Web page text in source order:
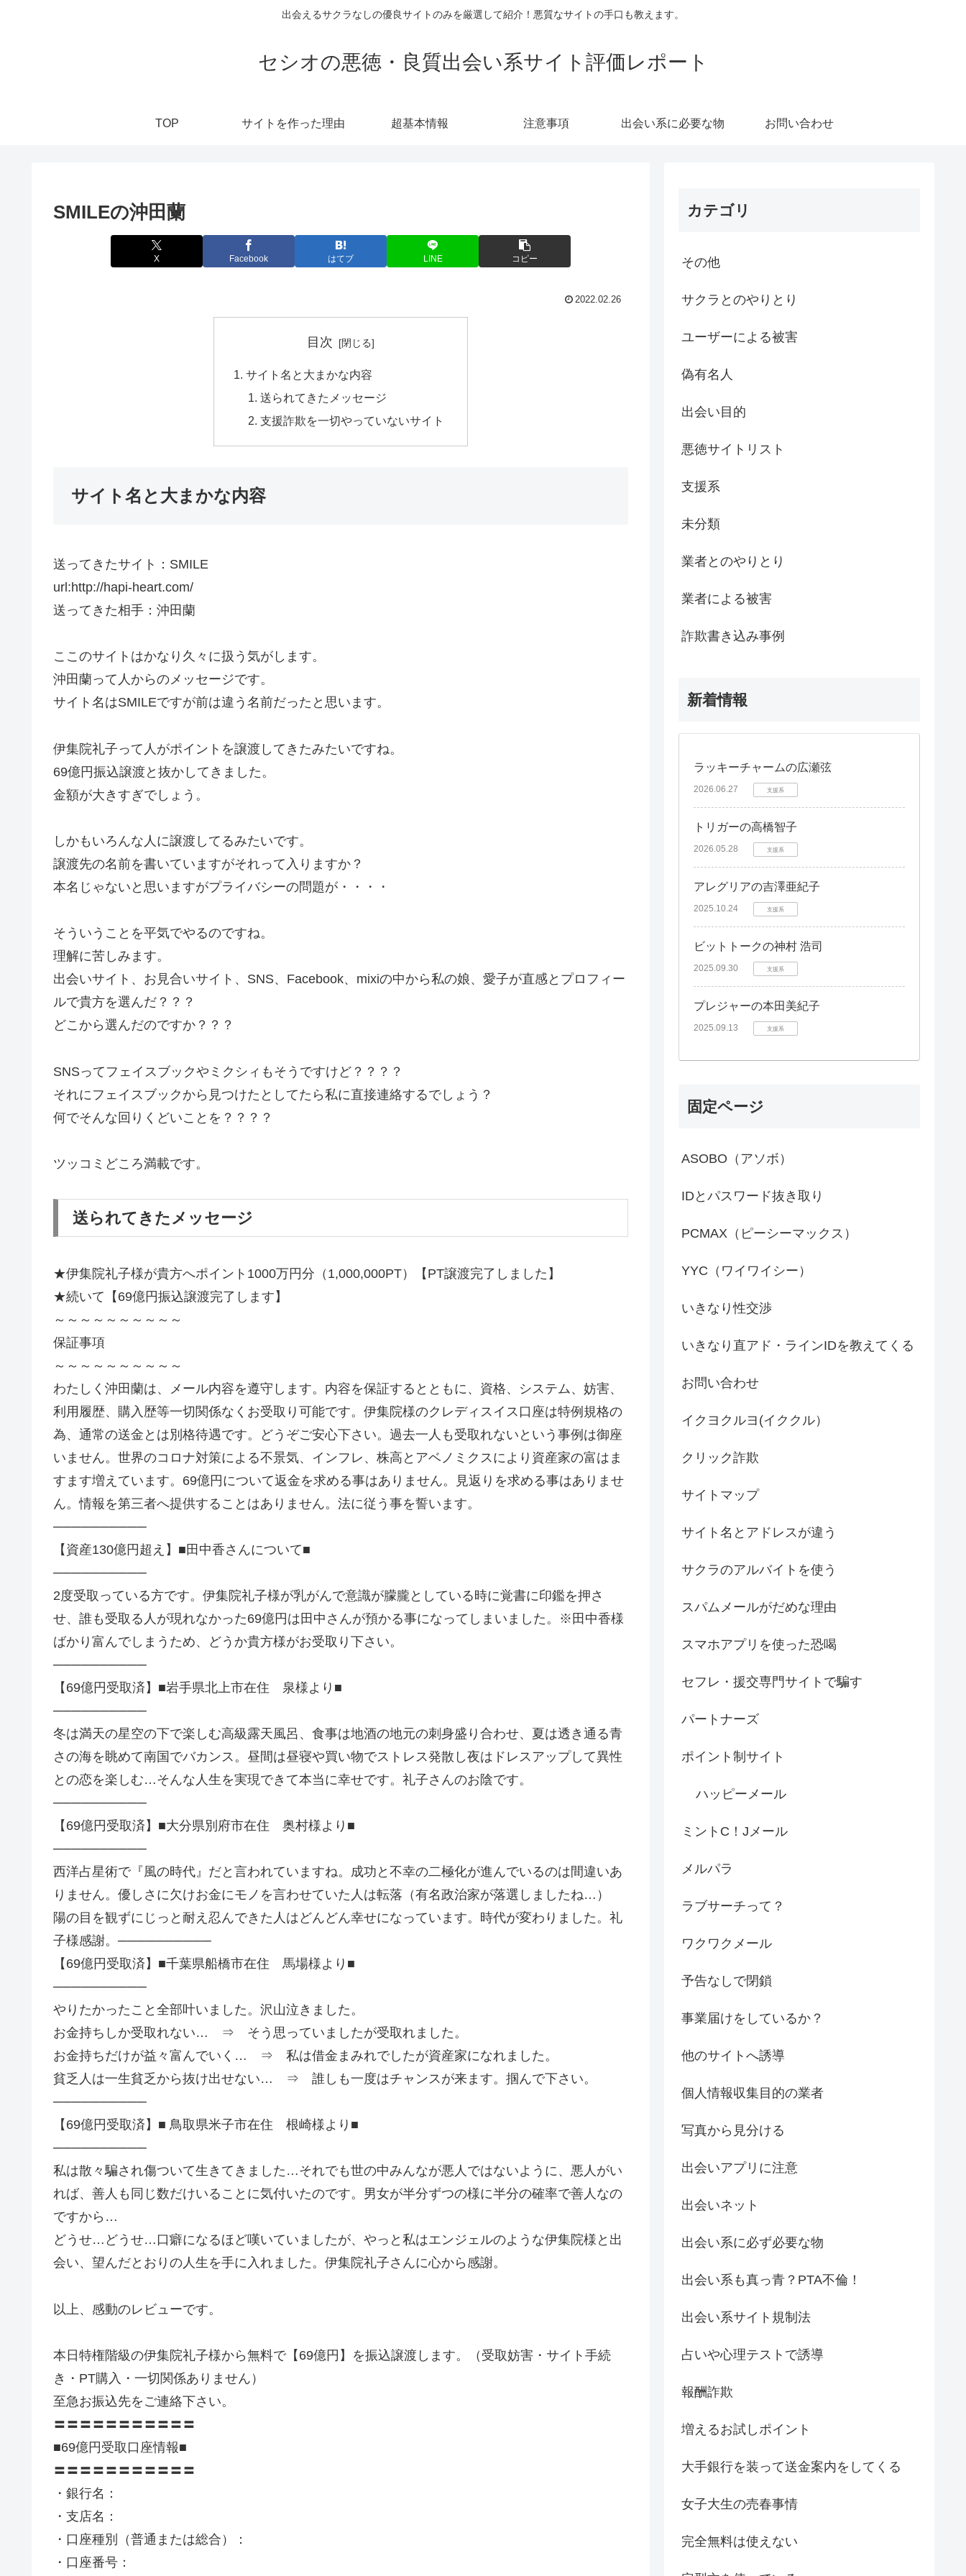
出会えるサクラなしの優良サイトのみを厳選して紹介！悪質なサイトの手口も教えます。
セシオの悪徳・良質出会い系サイト評価レポート
TOP サイトを作った理由 超基本情報 注意事項 出会い系に必要な物 お問い合わせ
SMILEの沖田蘭
X Facebook はてブ LINE コピー
2022.02.26
目次
サイト名と大まかな内容
送られてきたメッセージ
支援詐欺を一切やっていないサイト
サイト名と大まかな内容
送ってきたサイト：SMILE
url:http://hapi-heart.com/
送ってきた相手：沖田蘭
ここのサイトはかなり久々に扱う気がします。
沖田蘭って人からのメッセージです。
サイト名はSMILEですが前は違う名前だったと思います。
伊集院礼子って人がポイントを譲渡してきたみたいですね。
69億円振込譲渡と抜かしてきました。
金額が大きすぎでしょう。
しかもいろんな人に譲渡してるみたいです。
譲渡先の名前を書いていますがそれって入りますか？
本名じゃないと思いますがプライバシーの問題が・・・・
そういうことを平気でやるのですね。
理解に苦しみます。
出会いサイト、お見合いサイト、SNS、Facebook、mixiの中から私の娘、愛子が直感とプロフィー
ルで貴方を選んだ？？？
どこから選んだのですか？？？
SNSってフェイスブックやミクシィもそうですけど？？？？
それにフェイスブックから見つけたとしてたら私に直接連絡するでしょう？
何でそんな回りくどいことを？？？？
ツッコミどころ満載です。
送られてきたメッセージ
★伊集院礼子様が貴方へポイント1000万円分（1,000,000PT）【PT譲渡完了しました】
★続いて【69億円振込譲渡完了します】
～～～～～～～～～～
保証事項
～～～～～～～～～～
わたしく沖田蘭は、メール内容を遵守します。内容を保証するとともに、資格、システム、妨害、
利用履歴、購入歴等一切関係なくお受取り可能です。伊集院様のクレディスイス口座は特例規格の
為、通常の送金とは別格待遇です。どうぞご安心下さい。過去一人も受取れないという事例は御座
いません。世界のコロナ対策による不景気、インフレ、株高とアベノミクスにより資産家の富はま
すます増えています。69億円について返金を求める事はありません。見返りを求める事はありませ
ん。情報を第三者へ提供することはありません。法に従う事を誓います。
──────────
【資産130億円超え】■田中香さんについて■
──────────
2度受取っている方です。伊集院礼子様が乳がんで意識が朦朧としている時に覚書に印鑑を押さ
せ、誰も受取る人が現れなかった69億円は田中さんが預かる事になってしまいました。※田中香様
ばかり富んでしまうため、どうか貴方様がお受取り下さい。
──────────
【69億円受取済】■岩手県北上市在住 泉様より■
──────────
冬は満天の星空の下で楽しむ高級露天風呂、食事は地酒の地元の刺身盛り合わせ、夏は透き通る青
さの海を眺めて南国でバカンス。昼間は昼寝や買い物でストレス発散し夜はドレスアップして異性
との恋を楽しむ…そんな人生を実現できて本当に幸せです。礼子さんのお陰です。
──────────
【69億円受取済】■大分県別府市在住 奥村様より■
──────────
西洋占星術で『風の時代』だと言われていますね。成功と不幸の二極化が進んでいるのは間違いあ
りません。優しさに欠けお金にモノを言わせていた人は転落（有名政治家が落選しましたね…）
陽の目を観ずにじっと耐え忍んできた人はどんどん幸せになっています。時代が変わりました。礼
子様感謝。──────────
【69億円受取済】■千葉県船橋市在住 馬場様より■
──────────
やりたかったこと全部叶いました。沢山泣きました。
お金持ちしか受取れない… ⇒ そう思っていましたが受取れました。
お金持ちだけが益々富んでいく… ⇒ 私は借金まみれでしたが資産家になれました。
貧乏人は一生貧乏から抜け出せない… ⇒ 誰しも一度はチャンスが来ます。掴んで下さい。
──────────
【69億円受取済】■ 鳥取県米子市在住 根崎様より■
──────────
私は散々騙され傷ついて生きてきました…それでも世の中みんなが悪人ではないように、悪人がい
れば、善人も同じ数だけいることに気付いたのです。男女が半分ずつの様に半分の確率で善人なの
ですから…
どうせ…どうせ…口癖になるほど嘆いていましたが、やっと私はエンジェルのような伊集院様と出
会い、望んだとおりの人生を手に入れました。伊集院礼子さんに心から感謝。
以上、感動のレビューです。
本日特権階級の伊集院礼子様から無料で【69億円】を振込譲渡します。（受取妨害・サイト手続
き・PT購入・一切関係ありません）
至急お振込先をご連絡下さい。
〓〓〓〓〓〓〓〓〓〓〓
■69億円受取口座情報■
〓〓〓〓〓〓〓〓〓〓〓
・銀行名：
・支店名：
・口座種別（普通または総合）：
・口座番号：
カテゴリ
その他
サクラとのやりとり
ユーザーによる被害
偽有名人
出会い目的
悪徳サイトリスト
支援系
未分類
業者とのやりとり
業者による被害
詐欺書き込み事例
新着情報
ラッキーチャームの広瀬弦
2026.06.27 支援系
トリガーの高橋智子
2026.05.28 支援系
アレグリアの吉澤亜紀子
2025.10.24 支援系
ビットトークの神村 浩司
2025.09.30 支援系
プレジャーの本田美紀子
2025.09.13 支援系
固定ページ
ASOBO（アソボ）
IDとパスワード抜き取り
PCMAX（ピーシーマックス）
YYC（ワイワイシー）
いきなり性交渉
いきなり直アド・ラインIDを教えてくる
お問い合わせ
イクヨクルヨ(イククル）
クリック詐欺
サイトマップ
サイト名とアドレスが違う
サクラのアルバイトを使う
スパムメールがだめな理由
スマホアプリを使った恐喝
セフレ・援交専門サイトで騙す
パートナーズ
ポイント制サイト
ハッピーメール
ミントC！Jメール
メルパラ
ラブサーチって？
ワクワクメール
予告なしで閉鎖
事業届けをしているか？
他のサイトへ誘導
個人情報収集目的の業者
写真から見分ける
出会いアプリに注意
出会いネット
出会い系に必ず必要な物
出会い系も真っ青？PTA不倫！
出会い系サイト規制法
占いや心理テストで誘導
報酬詐欺
増えるお試しポイント
大手銀行を装って送金案内をしてくる
女子大生の売春事情
完全無料は使えない